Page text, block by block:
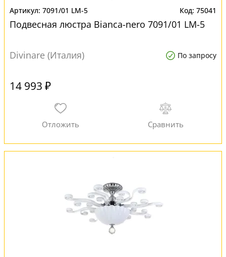
7091/01 LM-5 75041
Подвесная люстра Bianca-nero 7091/01 LM-5
Divinare (Италия) По запросу
14 993 ₽